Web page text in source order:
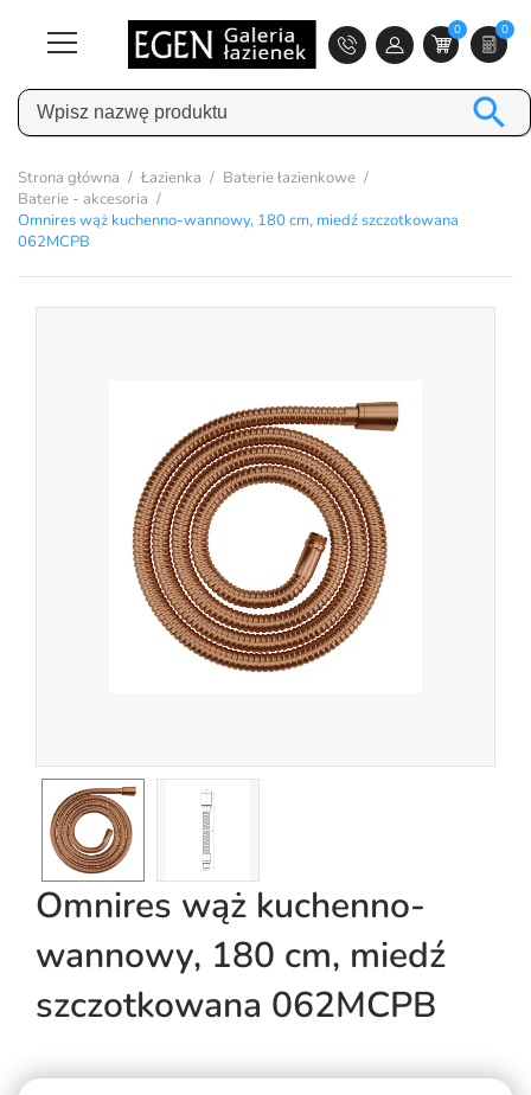
0 0

Strona główna Łazienka
Baterie łazienkowe
Baterie - akcesoria
Omnires wąż kuchenno-wannowy, 180 cm, miedź szczotkowana
062MCPB
Omnires wąż kuchenno-
wannowy, 180 cm, miedź
szczotkowana 062MCPB